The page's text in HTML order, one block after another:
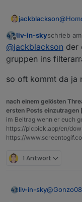
jackblackson@
aus:
Offline
liv-in-skyschrieb am
zuletzt
@jackblackson der
gruppen ins
so oft kommt da ja
nach einem gelösten
ersten Posts
im Beitrag wenn er euch
https://picpick.app/en/
https://
1 Antwort
liv-in-sky@